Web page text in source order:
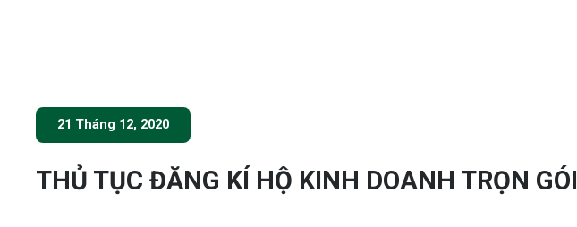
21 Tháng 12, 2020
THỦ TỤC ĐĂNG KÍ HỘ KINH DOANH TRỌN GÓI